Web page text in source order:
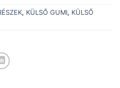
, KÜLSŐ GUMI, KÜLSŐ